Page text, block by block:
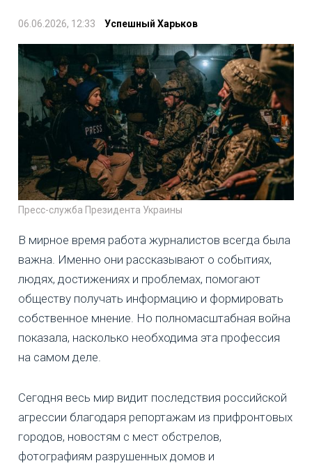
06.06.2026, 12:33 Успешный Харьков
Пресс-служба Президента Украины
В мирное время работа журналистов всегда была
важна. Именно они рассказывают о событиях,
людях, достижениях и проблемах, помогают
обществу получать информацию и формировать
собственное мнение. Но полномасштабная война
показала, насколько необходима эта профессия
на самом деле.
Сегодня весь мир видит последствия российской
агрессии благодаря репортажам из прифронтовых
городов, новостям с мест обстрелов,
фотографиям разрушенных домов и